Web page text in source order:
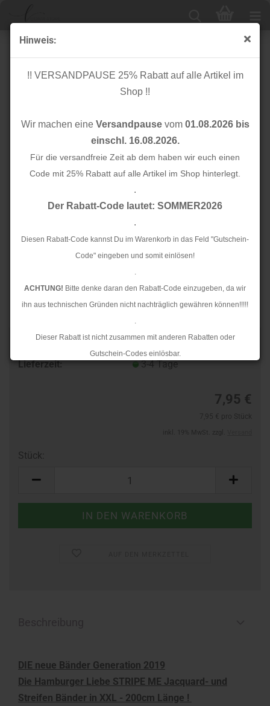
Hinweis:
!! VERSANDPAUSE 25% Rabatt auf alle Artikel im
Shop !!
Wir machen eine Versandpausevom 01.08.2026 bis
einschl. 16.08.2026.
Für die versandfreie Zeit ab dem haben wir euch einen
Code mit 25% Rabatt auf alle Artikel im Shop hinterlegt.
.
Der Rabatt-Code lautet: SOMMER2026
.
Diesen Rabatt-Code kannst Du im Warenkorb in das Feld "Gutschein-
Code" eingeben und somit einlösen!
.
ACHTUNG! Bitte denke daran den Rabatt-Code einzugeben, da wir
ihn aus technischen Gründen nicht nachträglich gewähren können!!!!!
.
Dieser Rabatt ist nicht zusammen mit anderen Rabatten oder
Gutschein-Codes einlösbar.
.
Rückstaus kann es jedoch zu längeren Lieferzeiten kommen.
Bio Stripe Me - College Col. 63 - Plain Stitches -
Hamburger Liebe - Albstoffe
Lieferzeit:
3-4 Tage
7,95 €
Stück:
DIE neue Bänder Generation 2019
Die Hamburger Liebe STRIPE ME Jacquard- und
Streifen Bänder in XXL - 200cm Länge !